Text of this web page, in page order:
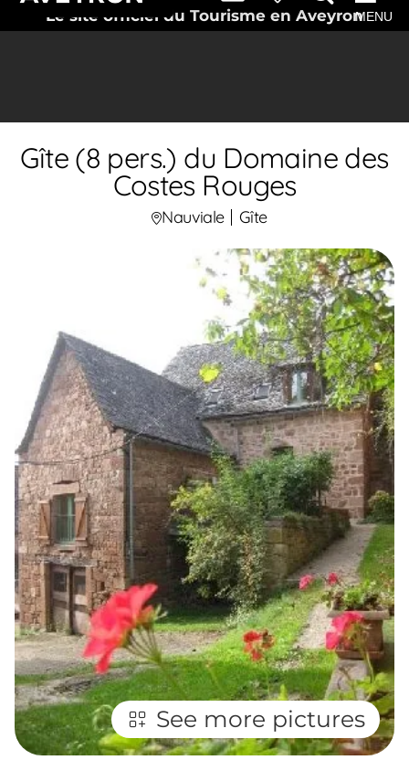
Le site officiel du Tourisme en AveyronMENU
Gîte (8 pers.) du Domaine des
Costes Rouges
Nauviale Gîte
See more pictures